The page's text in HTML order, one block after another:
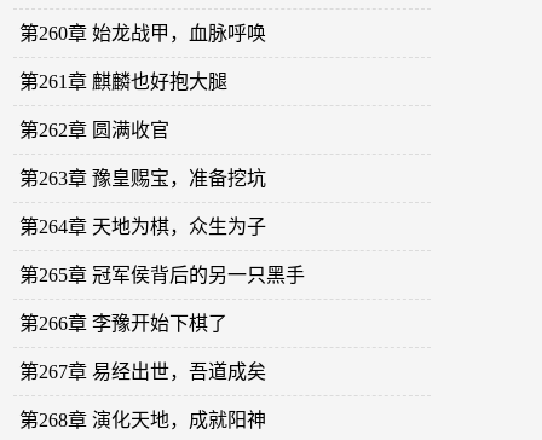
第260章 始龙战甲，血脉呼唤
第261章 麒麟也好抱大腿
第262章 圆满收官
第263章 豫皇赐宝，准备挖坑
第264章 天地为棋，众生为子
第265章 冠军侯背后的另一只黑手
第266章 李豫开始下棋了
第267章 易经出世，吾道成矣
第268章 演化天地，成就阳神